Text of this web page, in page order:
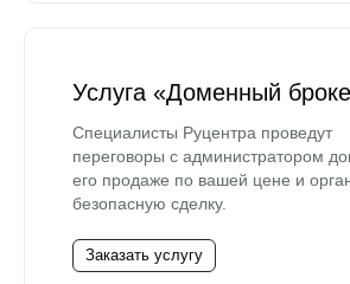
Услуга «Доменный
Специалисты Руцентра проведут
переговоры с администратором
его продаже по вашей цене и
безопасную сделку.
Заказать услугу